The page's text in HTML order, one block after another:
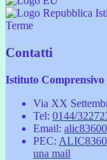
Terme
Contatti
Istituto Comprensivo
Via XX
Tel: 0144/
Email:
PEC:
una mail